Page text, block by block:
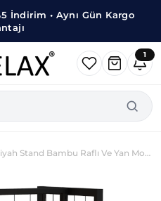
İndirim • Aynı Gün Kargo
1
80X60 Dört Taraflı Metal Siyah Stand Bambu Raflı Ve Yan Modül Raflı Set